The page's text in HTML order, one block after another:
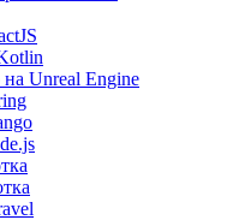
на Unreal Engine